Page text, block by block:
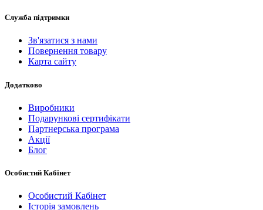
Служба підтримки
Зв'язатися з нами
Повернення товару
Карта сайту
Додатково
Виробники
Подарункові сертифікати
Партнерська програма
Акції
Блог
Особистий Кабінет
Особистий Кабінет
Історія замовлень